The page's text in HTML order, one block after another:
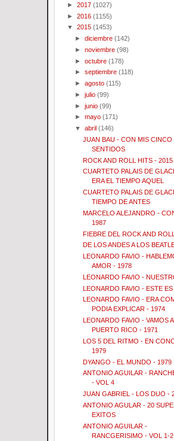
► 2017 (1027)
► 2016 (1155)
▼ 2015 (1453)
►diciembre (142)
►noviembre (98)
►octubre (178)
►septiembre (118)
►agosto (115)
►julio (99)
►junio (99)
►mayo (171)
▼abril (146)
JUAN BAU - CON MIS CINCO
SENTIDOS
ROCK AND ROLL HITS - 2015
CUARTETO PALAIS DE
ERA EL TIEMPO AQUEL
CUARTETO PALAIS DE
TIEMPO DE ANTES
MARCELO ALEJANDRO -
1987
FIEBRE DEL ROCK AND ROLL
DE LOS ANDES A LOS
LEONARDO FAVIO -
AMOR - 1978
LEONARDO FAVIO -
LEONARDO FAVIO - ESTE
LEONARDO FAVIO - ERA
PODIA EXPLICAR - 1974
LEONARDO FAVIO - VAMOS A
PUERTO RICO - 1971
LOS 5 DEL RITMO - EN
1979
DYANGO - EL MUNDO - 1979
ANTONIO AGUILAR -
- VOL 4
JUAN GABRIEL - LOS DUO -
ANTONIO AGULAR - 20
EXITOS
ANTONIO AGUILAR -
RANCGERISIMO - VOL 1-